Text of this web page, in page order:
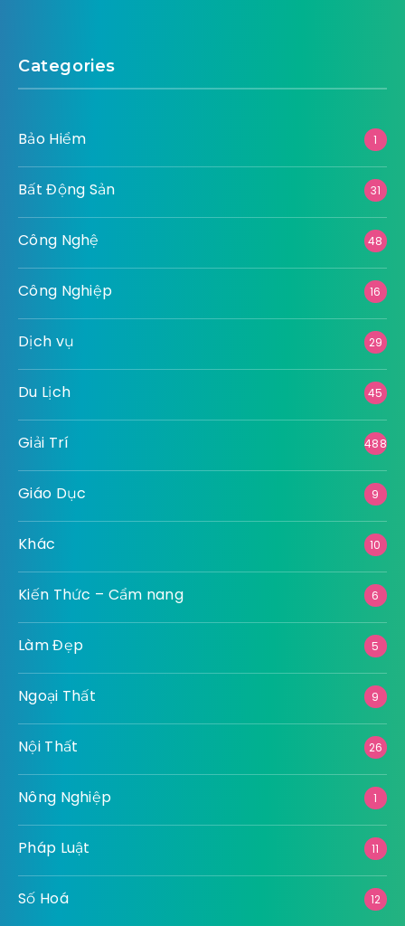
Categories
Bảo Hiểm 1
Bất Động Sản 31
Công Nghệ 48
Công Nghiệp 16
Dịch vụ 29
Du Lịch 45
Giải Trí 488
Giáo Dục 9
Khác 10
Kiến Thức – Cẩm nang 6
Làm Đẹp 5
Ngoại Thất 9
Nội Thất 26
Nông Nghiệp 1
Pháp Luật 11
Số Hoá 12